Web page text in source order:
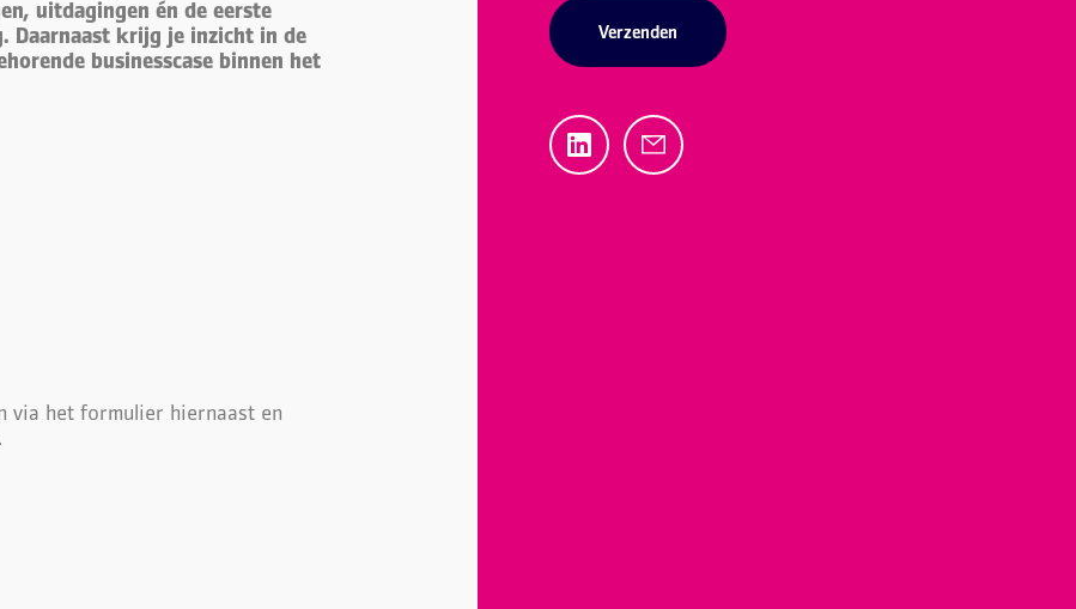
uitdagingen én de eerste
Daarnaast krijg je inzicht in de
businesscase binnen het
via het formulier hiernaast en